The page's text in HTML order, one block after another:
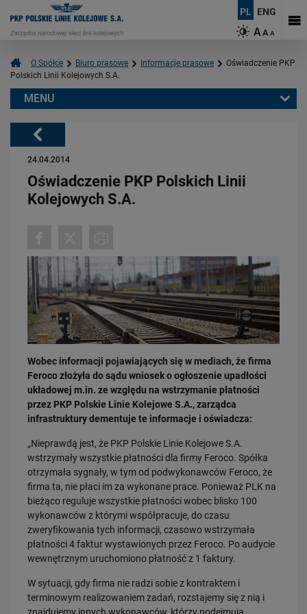
PL ENG
AAA
O Spółce Biuro prasowe Informacje prasowe
Oświadczenie PKP
Polskich Linii Kolejowych S.A.
Powrót
24.04.2014
Oświadczenie PKP Polskich Linii
Kolejowych S.A.
Wobec informacji pojawiających się w mediach, że firma
Feroco złożyła do sądu wniosek o ogłoszenie upadłości
układowej m.in. ze względu na wstrzymanie płatności
przez PKP Polskie Linie Kolejowe S.A., zarządca
infrastruktury dementuje te informacje i oświadcza:
„Nieprawdą jest, że PKP Polskie Linie Kolejowe S.A.
wstrzymały wszystkie płatności dla firmy Feroco. Spółka
otrzymała sygnały, w tym od podwykonawców Feroco, że
firma ta, nie płaci im za wykonane prace. Ponieważ PLK na
bieżąco reguluje wszystkie płatności wobec blisko 100
wykonawców z którymi współpracuje, do czasu
zweryfikowania tych informacji, czasowo wstrzymała
płatności 4 faktur wystawionych przez Feroco. Po audycie
wewnętrznym uruchomiono płatność z 1 faktury.
W sytuacji, gdy firma nie radzi sobie z kontraktem i
terminowym realizowaniem zadań, rozstajemy się z nią i
MENU
Dzięki KPO kolej zmieniła Limanową
PRZECZYTAJ
31.07.2026
drogowy
PRZECZYTAJ
30.07.2026